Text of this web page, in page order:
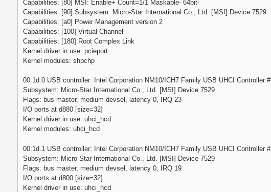
Capabilities: [80] MSI: Enable+ Count=1/1 Maskable- 64bit-
Capabilities: [90] Subsystem: Micro-Star International Co., Ltd. [MSI] Device 7529
Capabilities: [a0] Power Management version 2
Capabilities: [100] Virtual Channel
Capabilities: [180] Root Complex Link
Kernel driver in use: pcieport
Kernel modules: shpchp
00:1d.0 USB controller: Intel Corporation NM10/ICH7 Family USB UHCI Controller
Subsystem: Micro-Star International Co., Ltd. [MSI] Device 7529
Flags: bus master, medium devsel, latency 0, IRQ 23
I/O ports at d880 [size=32]
Kernel driver in use: uhci_hcd
Kernel modules: uhci_hcd
00:1d.1 USB controller: Intel Corporation NM10/ICH7 Family USB UHCI Controller
Subsystem: Micro-Star International Co., Ltd. [MSI] Device 7529
Flags: bus master, medium devsel, latency 0, IRQ 19
I/O ports at d800 [size=32]
Kernel driver in use: uhci_hcd